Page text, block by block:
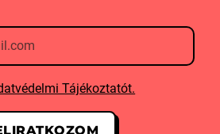
Tájékoztatót.